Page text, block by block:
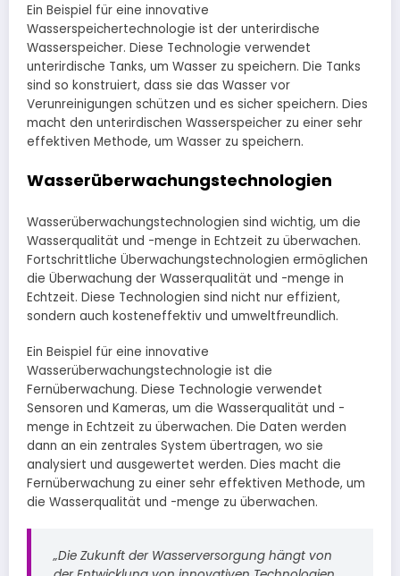
Ein Beispiel für eine innovative
Wasserspeichertechnologie ist der unterirdische
Wasserspeicher. Diese Technologie verwendet
unterirdische Tanks, um Wasser zu speichern. Die Tanks
sind so konstruiert, dass sie das Wasser vor
Verunreinigungen schützen und es sicher speichern. Dies
macht den unterirdischen Wasserspeicher zu einer sehr
effektiven Methode, um Wasser zu speichern.
Wasserüberwachungstechnologien
Wasserüberwachungstechnologien sind wichtig, um die
Wasserqualität und -menge in Echtzeit zu überwachen.
Fortschrittliche Überwachungstechnologien ermöglichen
die Überwachung der Wasserqualität und -menge in
Echtzeit. Diese Technologien sind nicht nur effizient,
sondern auch kosteneffektiv und umweltfreundlich.
Ein Beispiel für eine innovative
Wasserüberwachungstechnologie ist die
Fernüberwachung. Diese Technologie verwendet
Sensoren und Kameras, um die Wasserqualität und -
menge in Echtzeit zu überwachen. Die Daten werden
dann an ein zentrales System übertragen, wo sie
analysiert und ausgewertet werden. Dies macht die
Fernüberwachung zu einer sehr effektiven Methode, um
die Wasserqualität und -menge zu überwachen.
„Die Zukunft der Wasserversorgung hängt von